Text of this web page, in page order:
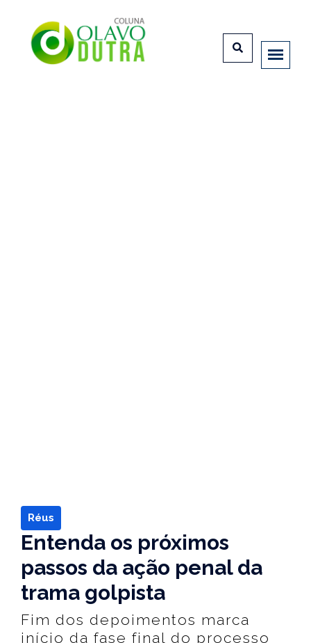
Réus
Entenda os próximos
passos da ação penal da
trama golpista
Fim dos depoimentos marca
início da fase final do processo